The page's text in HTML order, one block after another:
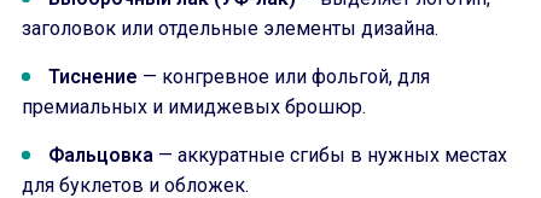
заголовок или отдельные элементы дизайна.
Тиснение — конгревное или фольгой, для
премиальных и имиджевых брошюр.
Фальцовка — аккуратные сгибы в нужных местах
для буклетов и обложек.